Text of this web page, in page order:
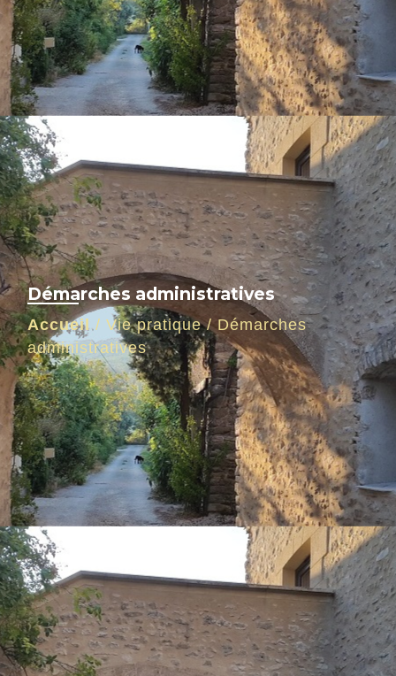
Démarches administratives
Accueil/ Vie pratique/Démarches
administratives